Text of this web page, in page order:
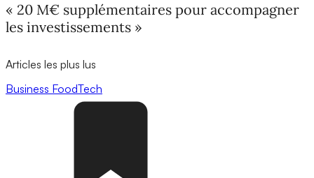
« 20 M€ supplémentaires pour accompagner
les investissements »
Articles les plus lus
Business FoodTech